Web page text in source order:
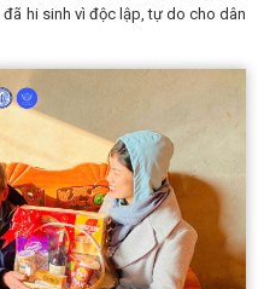
hi sinh vì độc lập, tự do cho dân